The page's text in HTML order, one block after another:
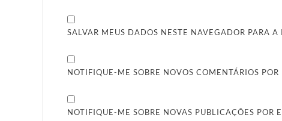
SALVAR MEUS DADOS NESTE NAVEGADOR PARA
NOTIFIQUE-ME SOBRE NOVOS COMENTÁRIOS
NOTIFIQUE-ME SOBRE NOVAS PUBLICAÇÕES POR